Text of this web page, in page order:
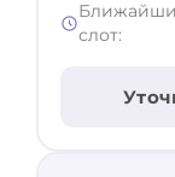
слот: